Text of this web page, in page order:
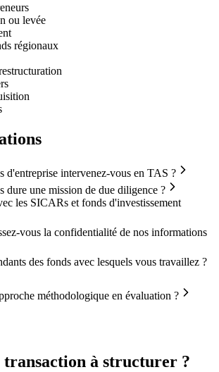
ou levée
régionaux
d'entreprise intervenez-vous en TAS ?
dure une mission de due diligence ?
les SICARs et fonds d'investissement
vous la confidentialité de nos informations
des fonds avec lesquels vous travaillez ?
méthodologique en évaluation ?
à structurer ?